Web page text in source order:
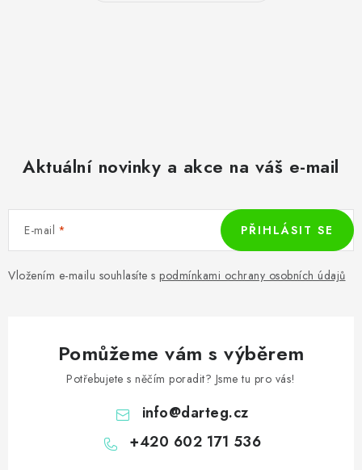
Aktuální novinky a akce na váš e-mail
E-mail
Vložením e-mailu souhlasíte s podmínkami ochrany osobních údajů
PŘIHLÁSIT SE
Pomůžeme vám s výběrem
Potřebujete s něčím poradit? Jsme tu pro vás!
info@darteg.cz
+420 602 171 536